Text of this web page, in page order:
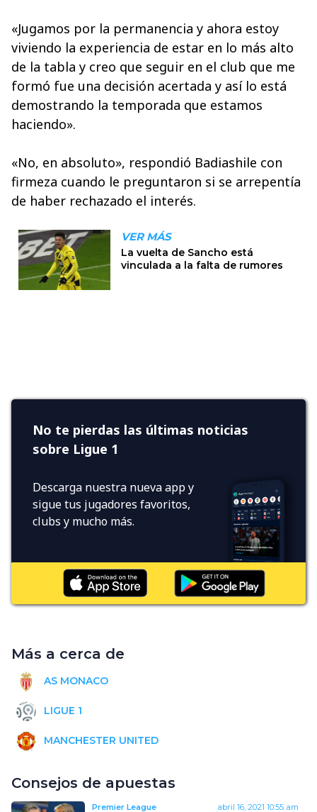
«Jugamos por la permanencia y ahora estoy
viviendo la experiencia de estar en lo más alto
de la tabla y creo que seguir en el club que me
formó fue una decisión acertada y así lo está
demostrando la temporada que estamos
haciendo».
«No, en absoluto», respondió Badiashile con
firmeza cuando le preguntaron si se arrepentía
de haber rechazado el interés.
No te pierdas las últimas noticias
sobre Ligue 1
Descarga nuestra nueva app y
sigue tus jugadores favoritos,
clubs y mucho más.
Más a cerca de
AS MONACO
LIGUE 1
MANCHESTER UNITED
Consejos de apuestas
Premier League abril 16, 2021 10:55 am